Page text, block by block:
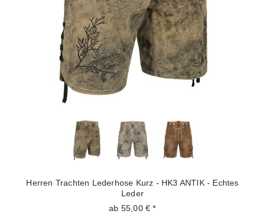
Herren Trachten Lederhose Kurz - HK3 ANTIK - Echtes
Leder
ab 55,00 € *